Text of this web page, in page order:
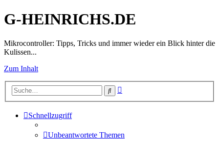
G-HEINRICHS.DE
Mikrocontroller: Tipps, Tricks und immer wieder ein Blick hinter die
Kulissen...
Zum Inhalt
Suche
Schnellzugriff
Unbeantwortete Themen